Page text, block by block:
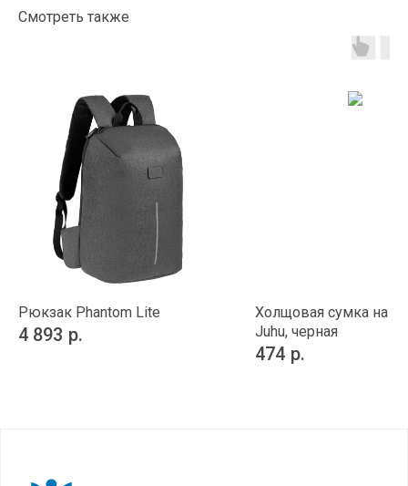
Смотреть также
Рюкзак Phantom Lite
4 893 р.
Холщовая сумка на
Juhu, черная
474 р.